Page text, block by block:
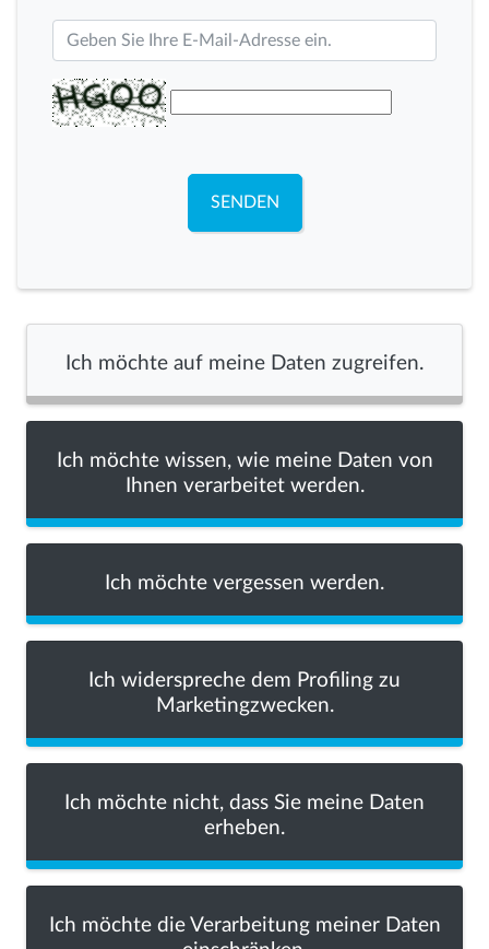
SENDEN
Ich möchte auf meine Daten zugreifen.
Ich möchte wissen, wie meine Daten von
Ihnen verarbeitet werden.
Ich möchte vergessen werden.
Ich widerspreche dem Profiling zu
Marketingzwecken.
Ich möchte nicht, dass Sie meine Daten
erheben.
Ich möchte die Verarbeitung meiner Daten